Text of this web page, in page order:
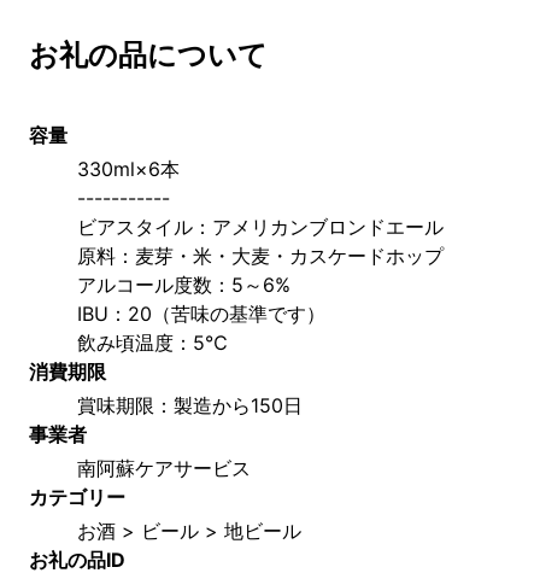
お礼の品について
容量
330ml×6本
-----------
ビアスタイル：アメリカンブロンドエール
原料：麦芽・米・大麦・カスケードホップ
アルコール度数：5～6%
IBU：20（苦味の基準です）
飲み頃温度：5℃
消費期限
賞味期限：製造から150日
事業者
南阿蘇ケアサービス
カテゴリー
お酒 > ビール > 地ビール
お礼の品ID